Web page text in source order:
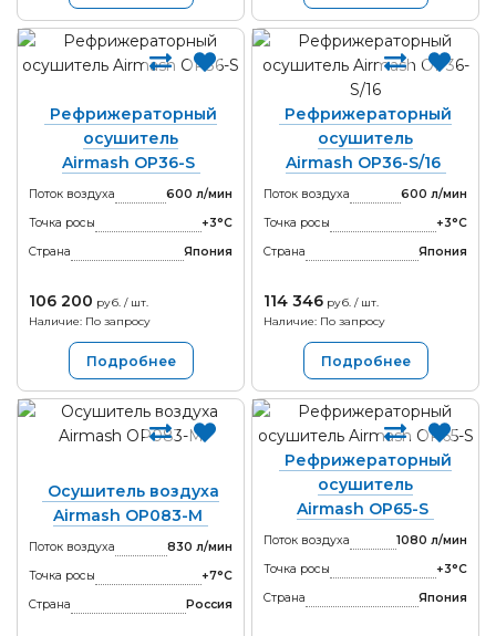
Рефрижераторный
осушитель
Airmash OP36-S
Поток воздуха
600 л/мин
Точка росы
+3°С
Страна
Япония
106 200 руб. / шт.
Наличие: По запросу
Подробнее
Рефрижераторный
осушитель
Airmash OP36-S/16
Поток воздуха
600 л/мин
Точка росы
+3°С
Страна
Япония
114 346 руб. / шт.
Наличие: По запросу
Подробнее
Осушитель воздуха
Airmash OP083-M
Поток воздуха
830 л/мин
Точка росы
+7°С
Страна
Россия
Рефрижераторный
осушитель
Airmash OP65-S
Поток воздуха
1080 л/мин
Точка росы
+3°С
Страна
Япония